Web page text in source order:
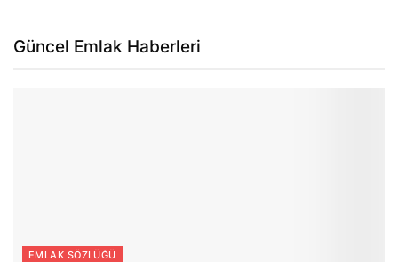
Güncel Emlak Haberleri
EMLAK SÖZLÜĞÜ